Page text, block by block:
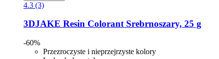
4.3 (3)
3DJAKE Resin Colorant Srebrnoszary, 25 g
-60%
Przezroczyste i nieprzejrzyste kolory